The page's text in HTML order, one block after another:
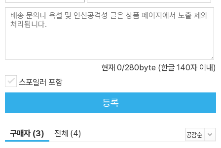
현재 0/280byte (한글 140자 이내)
스포일러 포함
등록
구매자 (3) 전체 (4)